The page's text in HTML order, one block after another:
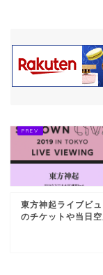
東方神起ライブビ
のチケットや当日空